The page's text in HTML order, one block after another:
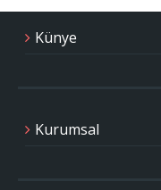
Künye
Kurumsal